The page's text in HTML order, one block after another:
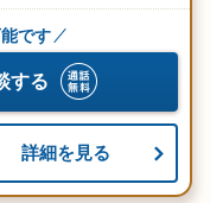
です
する
詳細を見る